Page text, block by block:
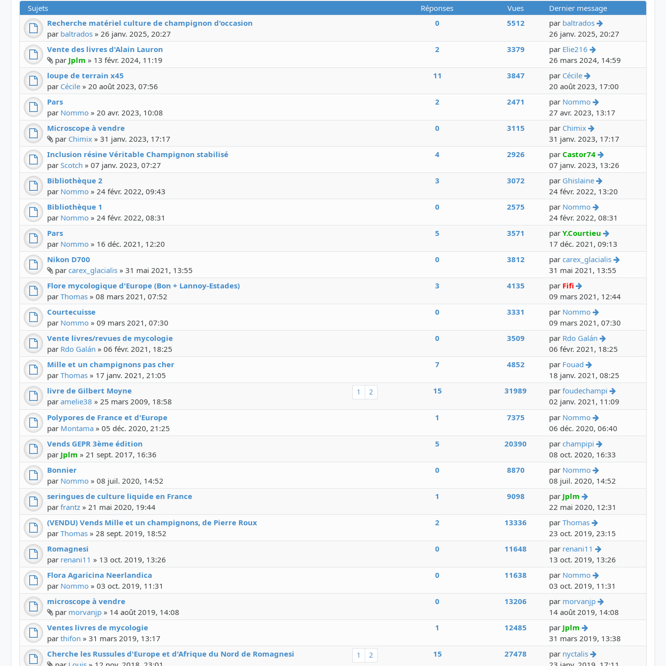
Sujets Réponses Vues
Dernier message
Recherche matériel culture de champignon d'occasion
par baltrados » 26 janv. 2025, 20:27
0 5512 par baltrados
Voir le dernier
26 janv. 2025, 20:27
Vente des livres d'Alain Lauron
Fichier(s) joint(s)
par Jplm » 13 févr. 2024, 11:19
2 3379 par Elie216
Voir le dernier
26 mars 2024, 14:59
loupe de terrain x45
par Cécile » 20 août 2023, 07:56
11 3847 par Cécile
Voir le dernier
20 août 2023, 17:00
Pars
par Nommo » 20 avr. 2023, 10:08
2 2471 par Nommo
Voir le dernier
27 avr. 2023, 13:17
Microscope à vendre
Fichier(s) joint(s)
par Chimix » 31 janv. 2023, 17:17
0 3115 par Chimix
Voir le dernier
31 janv. 2023, 17:17
Inclusion résine Véritable Champignon stabilisé
par Scotch » 07 janv. 2023, 07:27
4 2926 par Castor74
Voir le dernier
07 janv. 2023, 13:26
Bibliothèque 2
par Nommo » 24 févr. 2022, 09:43
3 3072 par Ghislaine
Voir le dernier
24 févr. 2022, 13:20
Bibliothèque 1
par Nommo » 24 févr. 2022, 08:31
0 2575 par Nommo
Voir le dernier
24 févr. 2022, 08:31
Pars
par Nommo » 16 déc. 2021, 12:20
5 3571 parY.Courtieu
Voir le dernier
17 déc. 2021, 09:13
Nikon D700
Fichier(s) joint(s)
par carex_glacialis » 31 mai 2021, 13:55
0 3812 parcarex_glacialis
Voir le
31 mai 2021, 13:55
Flore mycologique d'Europe (Bon + Lannoy-Estades)
par Thomas » 08 mars 2021, 07:52
3 4135 par Fifi
Voir le dernier message
09 mars 2021, 12:44
Courtecuisse
par Nommo » 09 mars 2021, 07:30
0 3331 par Nommo
Voir le dernier
09 mars 2021, 07:30
Vente livres/revues de mycologie
par Rdo Galán » 06 févr. 2021, 18:25
0 3509 par Rdo Galán
Voir le dernier
06 févr. 2021, 18:25
Mille et un champignons pas cher
par Thomas » 17 janv. 2021, 21:05
7 4852 par Fouad
Voir le dernier
18 janv. 2021, 08:25
1 2
livre de Gilbert Moyne
par amelie38 » 25 mars 2009, 18:58
15 31989 parfoudechampi
Voir le dernier
02 janv. 2021, 11:09
Polypores de France et d'Europe
par Montama » 05 déc. 2020, 21:25
1 7375 par Nommo
Voir le dernier
06 déc. 2020, 06:40
Vends GEPR 3ème édition
par Jplm » 21 sept. 2017, 16:36
5 20390 parchampipi
Voir le dernier
08 oct. 2020, 16:33
Bonnier
par Nommo » 08 juil. 2020, 14:52
0 8870 par Nommo
Voir le dernier
08 juil. 2020, 14:52
seringues de culture liquide en France
par frantz » 21 mai 2020, 19:44
1 9098 par Jplm
Voir le dernier
22 mai 2020, 12:31
(VENDU) Vends Mille et un champignons, de Pierre Roux
par Thomas » 28 sept. 2019, 18:52
2 13336 parThomas
Voir le dernier
23 oct. 2019, 23:15
Romagnesi
par renani11 » 13 oct. 2019, 13:26
0 11648 par renani11
Voir le dernier
13 oct. 2019, 13:26
Flora Agaricina Neerlandica
par Nommo » 03 oct. 2019, 11:31
0 11638 par Nommo
Voir le dernier
03 oct. 2019, 11:31
microscope à vendre
Fichier(s) joint(s)
par morvanjp » 14 août 2019, 14:08
0 13206 par morvanjp
Voir le dernier
14 août 2019, 14:08
Ventes livres de mycologie
par thifon » 31 mars 2019, 13:17
1 12485 par Jplm
Voir le dernier
31 mars 2019, 13:38
1 2
Cherche les Russules d'Europe et d'Afrique du Nord de Romagnesi
Fichier(s) joint(s)
15 27478 par nyctalis
Voir le dernier